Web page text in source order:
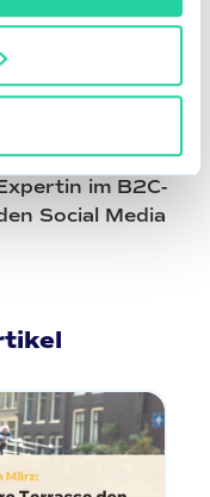
Managerin bei
im B2C-
Social Media